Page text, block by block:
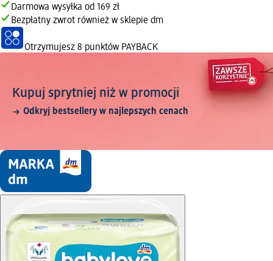
Darmowa wysyłka od 169 zł
Bezpłatny zwrot również w sklepie dm
Otrzymujesz 8 punktów PAYBACK
Kupuj sprytniej niż w promocji
Odkryj bestsellery w najlepszych cenach